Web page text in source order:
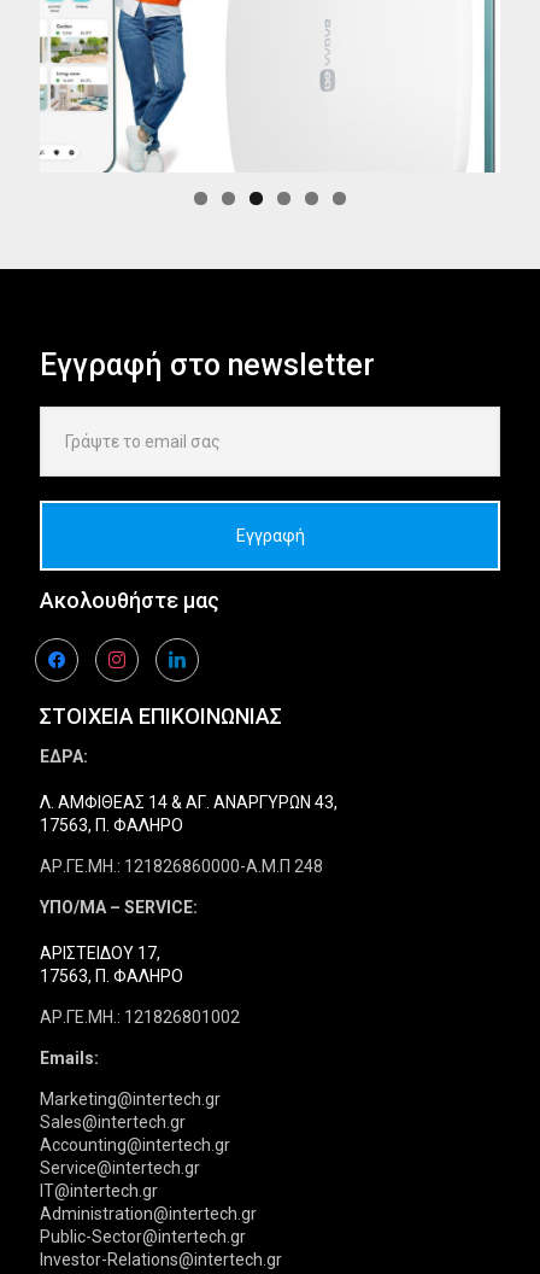
Εγγραφή στο newsletter
Ακολουθήστε μας
facebookinstagramlinkedin
ΣΤΟΙΧΕΙΑ ΕΠΙΚΟΙΝΩΝΙΑΣ
ΕΔΡΑ:
Λ. ΑΜΦΙΘΕΑΣ 14 & ΑΓ. ΑΝΑΡΓΥΡΩΝ 43,
17563, Π. ΦΑΛΗΡΟ
ΑΡ.ΓΕ.ΜΗ.: 121826860000-Α.Μ.Π 248
ΥΠΟ/ΜΑ – SERVICE:
ΑΡΙΣΤΕΙΔΟΥ 17,
17563, Π. ΦΑΛΗΡΟ
ΑΡ.ΓΕ.ΜΗ.: 121826801002
Emails:
Marketing@intertech.gr
Sales@intertech.gr
Accounting@intertech.gr
Service@intertech.gr
IT@intertech.gr
Administration@intertech.gr
Public-Sector@intertech.gr
Investor-Relations@intertech.gr